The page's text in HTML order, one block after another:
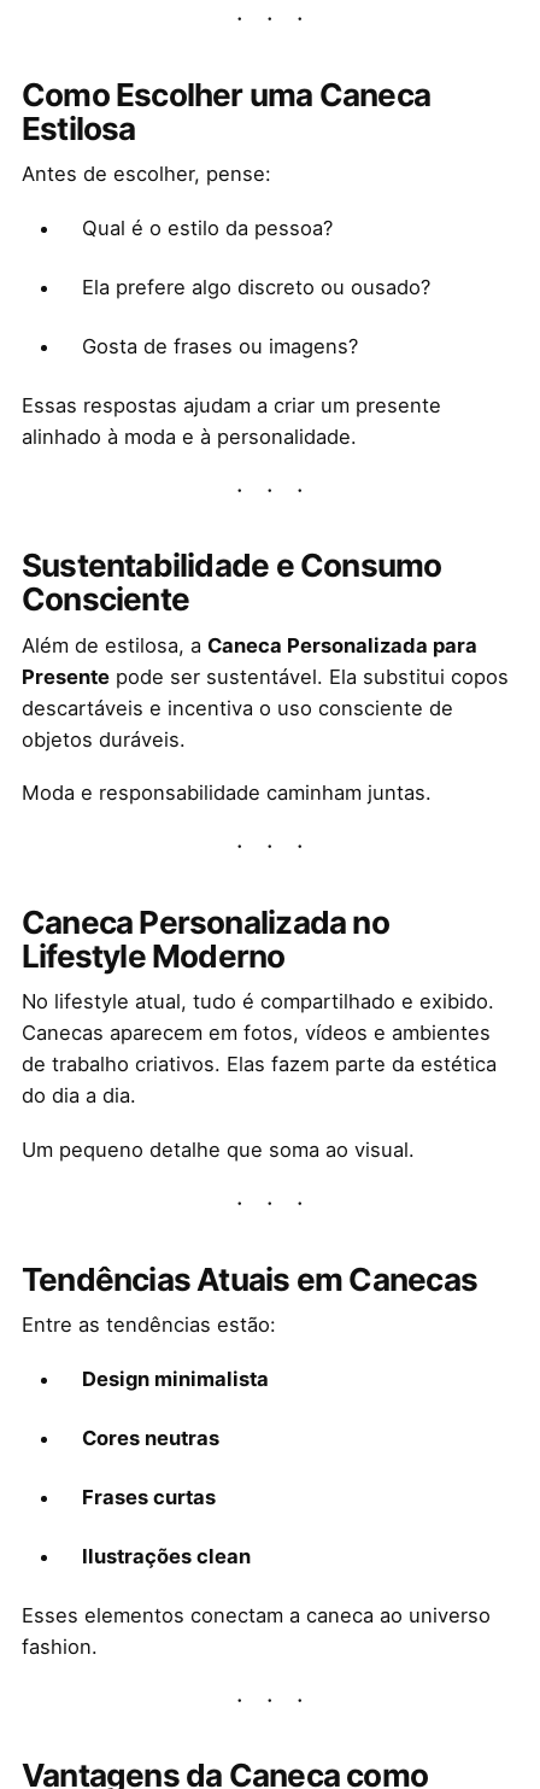
Como Escolher uma Caneca
Estilosa
Antes de escolher, pense:
Qual é o estilo da pessoa?
Ela prefere algo discreto ou ousado?
Gosta de frases ou imagens?
Essas respostas ajudam a criar um presente
alinhado à moda e à personalidade.
Sustentabilidade e Consumo
Consciente
Além de estilosa, a Caneca Personalizada para
Presentepode ser sustentável. Ela substitui copos
descartáveis e incentiva o uso consciente de
objetos duráveis.
Moda e responsabilidade caminham juntas.
Caneca Personalizada no
Lifestyle Moderno
No lifestyle atual, tudo é compartilhado e exibido.
Canecas aparecem em fotos, vídeos e ambientes
de trabalho criativos. Elas fazem parte da estética
do dia a dia.
Um pequeno detalhe que soma ao visual.
Tendências Atuais em Canecas
Entre as tendências estão:
Design minimalista
Cores neutras
Frases curtas
Ilustrações clean
Esses elementos conectam a caneca ao universo
fashion.
Vantagens da Caneca como